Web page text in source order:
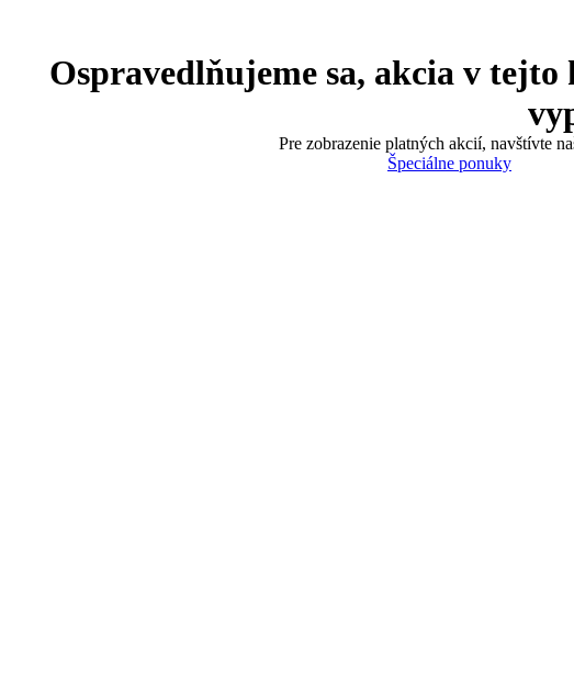
Ospravedlňujeme sa, akcia v
Pre zobrazenie platných akcií, navštívte
Špeciálne ponuky